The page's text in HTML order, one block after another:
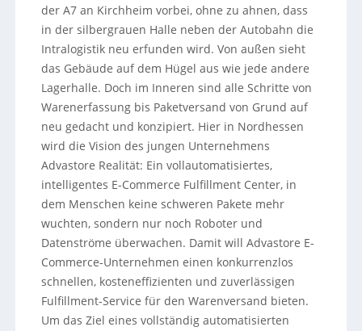
der A7 an Kirchheim vorbei, ohne zu ahnen, dass
in der silbergrauen Halle neben der Autobahn die
Intralogistik neu erfunden wird. Von außen sieht
das Gebäude auf dem Hügel aus wie jede andere
Lagerhalle. Doch im Inneren sind alle Schritte von
Warenerfassung bis Paketversand von Grund auf
neu gedacht und konzipiert. Hier in Nordhessen
wird die Vision des jungen Unternehmens
Advastore Realität: Ein vollautomatisiertes,
intelligentes E-Commerce Fulfillment Center, in
dem Menschen keine schweren Pakete mehr
wuchten, sondern nur noch Roboter und
Datenströme überwachen. Damit will Advastore E-
Commerce-Unternehmen einen konkurrenzlos
schnellen, kosteneffizienten und zuverlässigen
Fulfillment-Service für den Warenversand bieten.
Um das Ziel eines vollständig automatisierten